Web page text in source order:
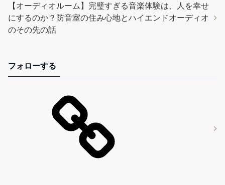
【オーディオルーム】完璧すぎる音楽体験は、人を幸せ
にするのか？防音室の住み心地とハイエンドオーディオ
のその先の話
フォローする